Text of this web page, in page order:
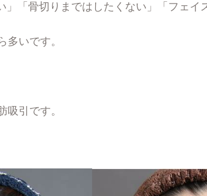
」「骨切りまではしたくない」「フェイ
多いです。
吸引です。